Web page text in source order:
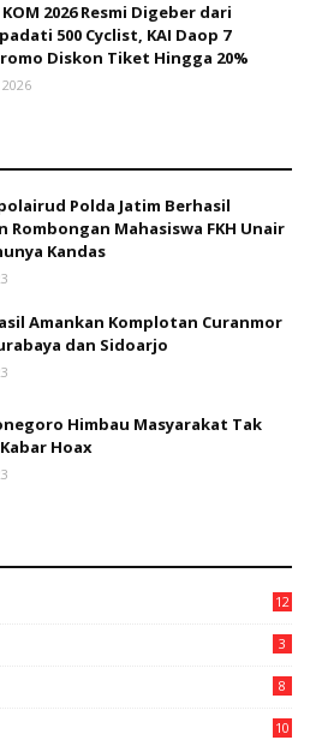
2026 Resmi Digeber dari
500 Cyclist, KAI Daop 7
Diskon Tiket Hingga 20%
Polda Jatim Berhasil
Rombongan Mahasiswa FKH Unair
Kandas
Amankan Komplotan Curanmor
dan Sidoarjo
Himbau Masyarakat Tak
Hoax
12
3
8
10